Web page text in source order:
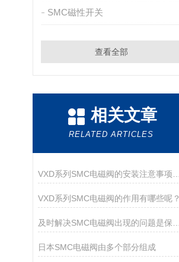
SMC磁性开关
查看全部
相关文章
RELATED ARTICLES
VXD系列SMC电磁阀的作用有哪些呢？
日本SMC电磁阀由多个部分组成